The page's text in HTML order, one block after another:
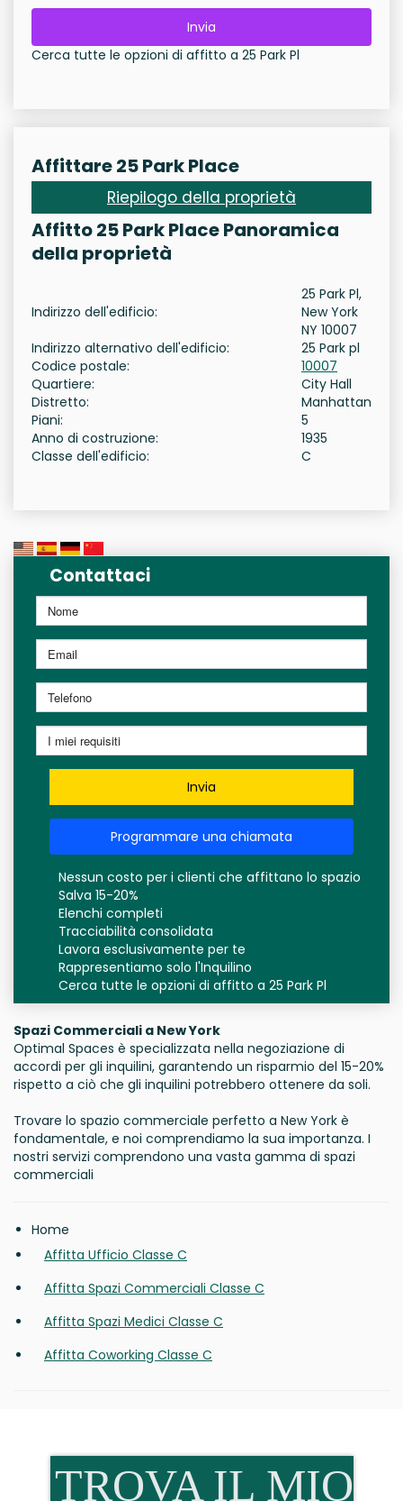
Invia
Cerca tutte le opzioni di affitto a 25 Park Pl
Affittare 25 Park Place
Riepilogo della proprietà
Affitto 25 Park Place Panoramica
della proprietà
Indirizzo dell'edificio:
25 Park Pl,
New York
NY 10007
Indirizzo alternativo dell'edificio:
25 Park pl
Codice postale:
10007
Quartiere:
City Hall
Distretto:
Manhattan
Piani:
5
Anno di costruzione:
1935
Classe dell'edificio:
C
Contattaci
Invia
Programmare una chiamata
Nessun costo per i clienti che affittano lo spazio
Salva 15-20%
Elenchi completi
Tracciabilità consolidata
Lavora esclusivamente per te
Rappresentiamo solo l'Inquilino
Cerca tutte le opzioni di affitto a 25 Park Pl
Spazi Commerciali a New York
Optimal Spaces è specializzata nella negoziazione di
accordi per gli inquilini, garantendo un risparmio del 15-20%
rispetto a ciò che gli inquilini potrebbero ottenere da soli.
Trovare lo spazio commerciale perfetto a New York è
fondamentale, e noi comprendiamo la sua importanza. I
nostri servizi comprendono una vasta gamma di spazi
commerciali
Home
Affitta Ufficio Classe C
Affitta Spazi Commerciali Classe C
Affitta Spazi Medici Classe C
Affitta Coworking Classe C
TROVA IL MIO